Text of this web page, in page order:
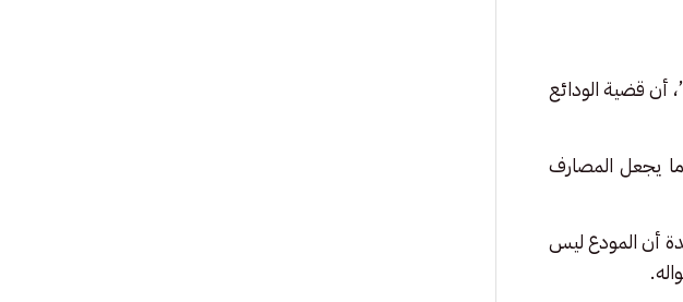
أن قضية الودائع
يجعل المصارف
أن المودع ليس